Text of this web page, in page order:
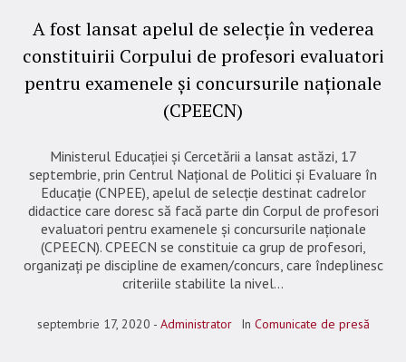
A fost lansat apelul de selecție în vederea
constituirii Corpului de profesori evaluatori
pentru examenele și concursurile naționale
(CPEECN)
Ministerul Educației și Cercetării a lansat astăzi, 17
septembrie, prin Centrul Național de Politici și Evaluare în
Educație (CNPEE), apelul de selecție destinat cadrelor
didactice care doresc să facă parte din Corpul de profesori
evaluatori pentru examenele și concursurile naționale
(CPEECN). CPEECN se constituie ca grup de profesori,
organizați pe discipline de examen/concurs, care îndeplinesc
criteriile stabilite la nivel...
septembrie 17, 2020 Administrator In Comunicate de presă